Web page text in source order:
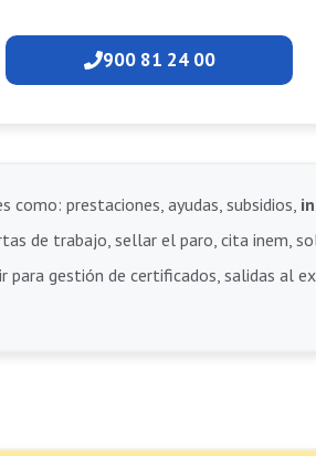
900 81 24 00
como: prestaciones, ayudas, subsidios,
de trabajo, sellar el paro, cita inem,
para gestión de certificados, salidas al